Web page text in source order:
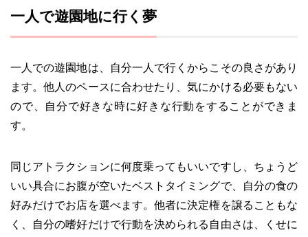
一人で遊園地に行く夢
一人での遊園地は、自分一人で行くからこその良さがあり
ます。他人のペースに合わせたり、気にかける必要もない
ので、自分で好きな時に好きな行動をすることができま
す。
同じアトラクションに何度乗ってもいいですし、ちょうど
いい具合にお腹が空いたベストタイミングで、自分の食の
好みだけでお店を選べます。他者に決定権を譲ることもな
く、自分の嗜好だけで行動を決められる自由さは、くせに